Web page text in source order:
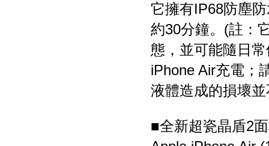
它擁有IP68防塵
約30分鐘。(註：
態，並可能隨日
iPhone Air充電；
液體造成的損壞
■全新超瓷晶盾2